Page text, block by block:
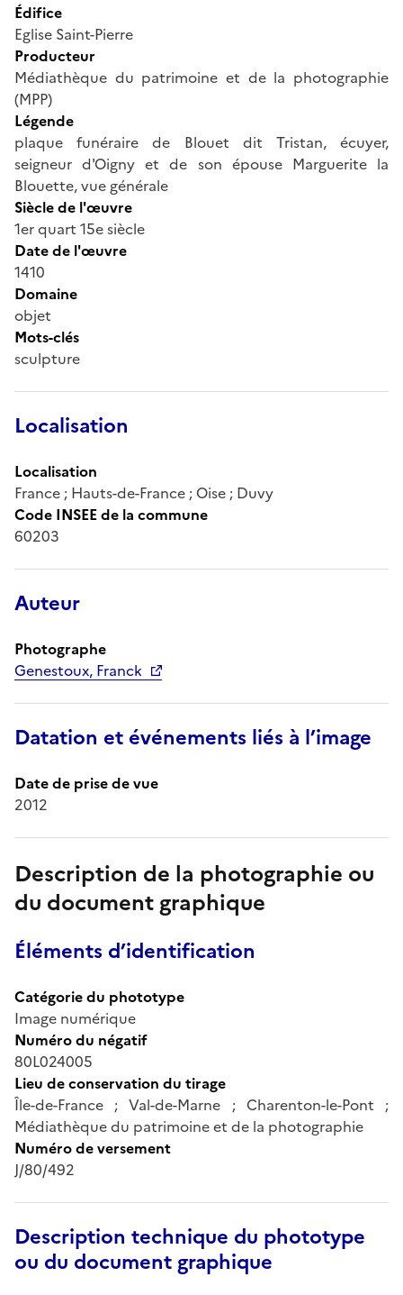
Édifice
Eglise Saint-Pierre
Producteur
Médiathèque du patrimoine et de la photographie
(MPP)
Légende
plaque funéraire de Blouet dit Tristan, écuyer,
seigneur d'Oigny et de son épouse Marguerite la
Blouette, vue générale
Siècle de l'œuvre
1er quart 15e siècle
Date de l'œuvre
1410
Domaine
objet
Mots-clés
sculpture
Localisation
Localisation
France ; Hauts-de-France ; Oise ; Duvy
Code INSEE de la commune
60203
Auteur
Photographe
Genestoux, Franck
Datation et événements liés à l’image
Date de prise de vue
2012
Description de la photographie ou
du document graphique
Éléments d’identification
Catégorie du phototype
Image numérique
Numéro du négatif
80L024005
Lieu de conservation du tirage
Île-de-France ; Val-de-Marne ; Charenton-le-Pont ;
Médiathèque du patrimoine et de la photographie
Numéro de versement
J/80/492
Description technique du phototype
ou du document graphique